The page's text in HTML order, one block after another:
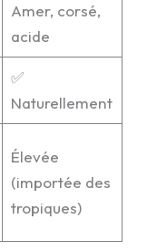
Amer, corsé,
acide
✅
Naturellement
Élevée
(importée des
tropiques)